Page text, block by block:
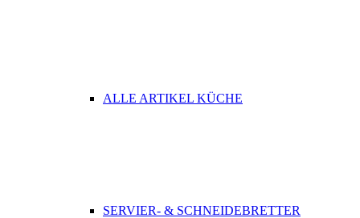
ALLE ARTIKEL KÜCHE
SERVIER- & SCHNEIDEBRETTER